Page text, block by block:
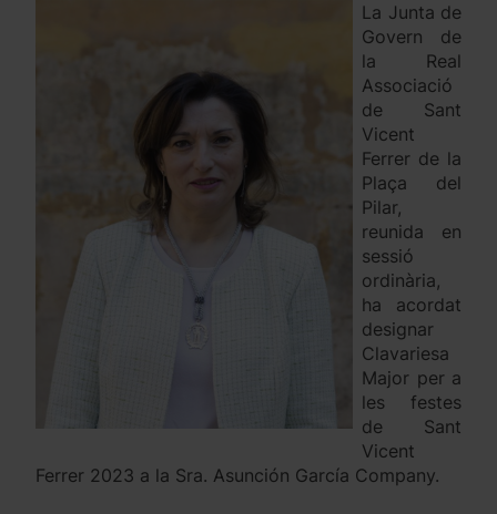
La Junta de
Govern de
la Real
Associació
de Sant
Vicent
Ferrer de la
Plaça del
Pilar,
reunida en
sessió
ordinària,
ha acordat
designar
Clavariesa
Major per a
les festes
de Sant
Vicent
Ferrer 2023 a la Sra. Asunción García Company.